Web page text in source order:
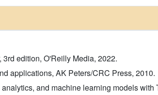
edition, O'Reilly Media, 2022.
applications, AK Peters/CRC Press, 2010.
and machine learning models with